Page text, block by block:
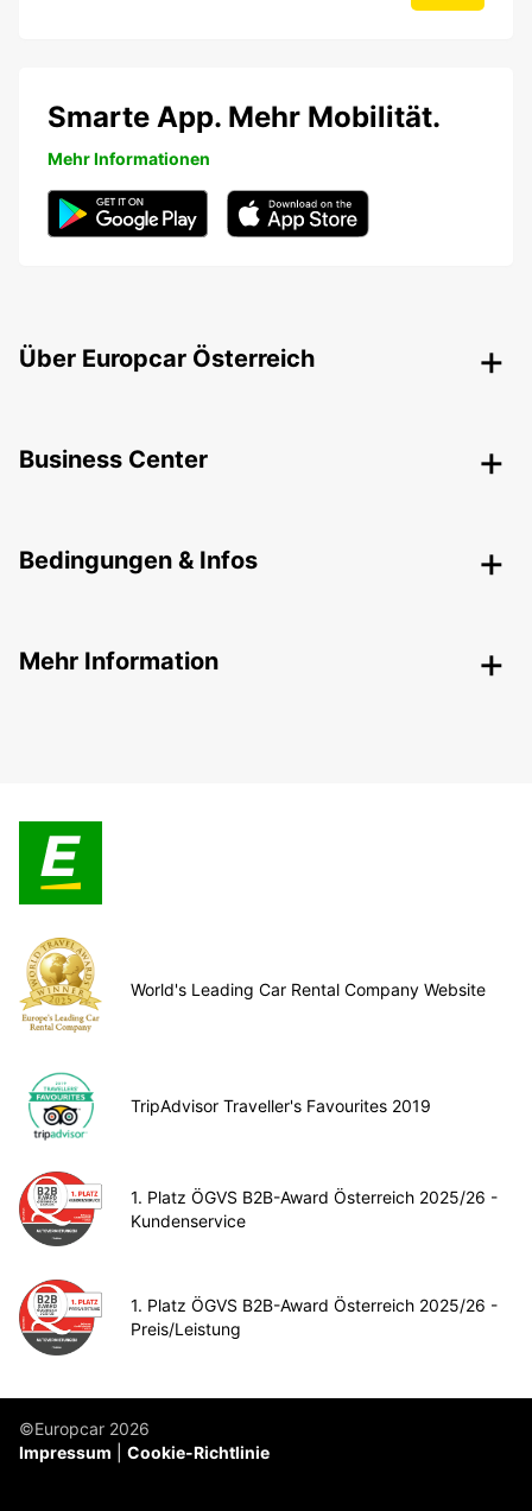
Smarte App. Mehr Mobilität.
Mehr Informationen
Über Europcar Österreich
Business Center
Bedingungen & Infos
Mehr Information
World's Leading Car Rental Company Website
TripAdvisor Traveller's Favourites 2019
1. Platz ÖGVS B2B-Award Österreich 2025/26 -
Kundenservice
1. Platz ÖGVS B2B-Award Österreich 2025/26 -
Preis/Leistung
©Europcar 2026
Impressum
Cookie-Richtlinie